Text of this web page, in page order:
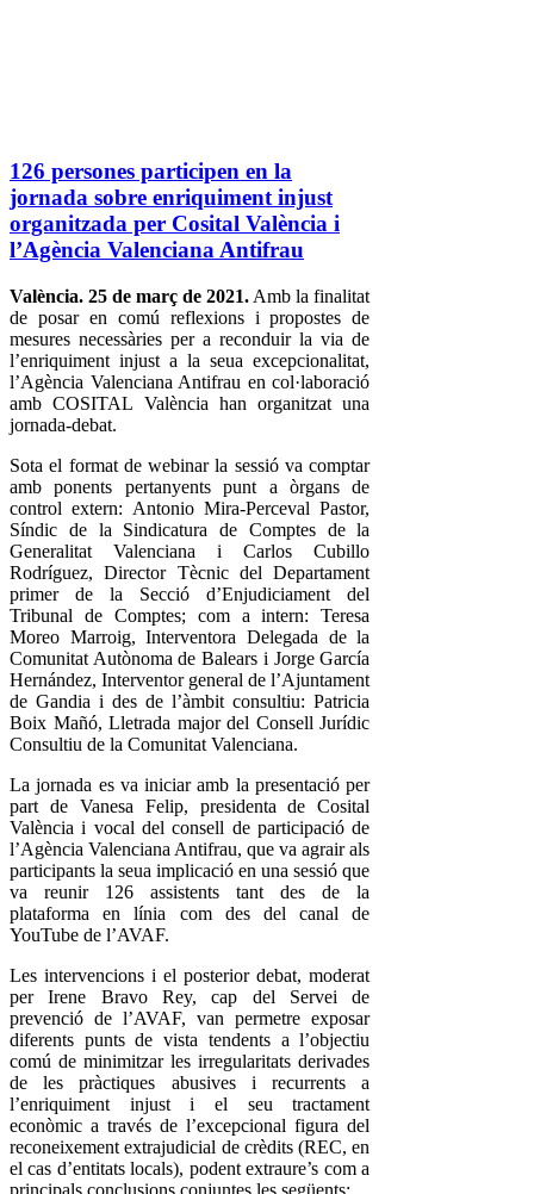
126 persones participen en la
jornada sobre enriquiment injust
organitzada per Cosital València i
l’Agència Valenciana Antifrau
València. 25 de març de 2021. Amb la finalitat
de posar en comú reflexions i propostes de
mesures necessàries per a reconduir la via de
l’enriquiment injust a la seua excepcionalitat,
l’Agència Valenciana Antifrau en col·laboració
amb COSITAL València han organitzat una
jornada-debat.
Sota el format de webinar la sessió va comptar
amb ponents pertanyents punt a òrgans de
control extern: Antonio Mira-Perceval Pastor,
Síndic de la Sindicatura de Comptes de la
Generalitat Valenciana i Carlos Cubillo
Rodríguez, Director Tècnic del Departament
primer de la Secció d’Enjudiciament del
Tribunal de Comptes; com a intern: Teresa
Moreo Marroig, Interventora Delegada de la
Comunitat Autònoma de Balears i Jorge García
Hernández, Interventor general de l’Ajuntament
de Gandia i des de l’àmbit consultiu: Patricia
Boix Mañó, Lletrada major del Consell Jurídic
Consultiu de la Comunitat Valenciana.
La jornada es va iniciar amb la presentació per
part de Vanesa Felip, presidenta de Cosital
València i vocal del consell de participació de
l’Agència Valenciana Antifrau, que va agrair als
participants la seua implicació en una sessió que
va reunir 126 assistents tant des de la
plataforma en línia com des del canal de
YouTube de l’AVAF.
Les intervencions i el posterior debat, moderat
per Irene Bravo Rey, cap del Servei de
prevenció de l’AVAF, van permetre exposar
diferents punts de vista tendents a l’objectiu
comú de minimitzar les irregularitats derivades
de les pràctiques abusives i recurrents a
l’enriquiment injust i el seu tractament
econòmic a través de l’excepcional figura del
reconeixement extrajudicial de crèdits (REC, en
el cas d’entitats locals), podent extraure’s com a